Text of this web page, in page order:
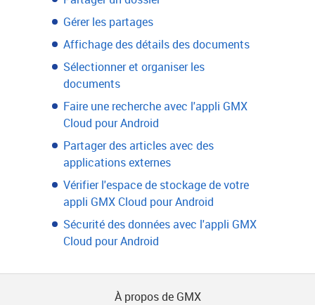
Gérer les partages
Affichage des détails des documents
Sélectionner et organiser les
documents
Faire une recherche avec l'appli GMX
Cloud pour Android
Partager des articles avec des
applications externes
Vérifier l'espace de stockage de votre
appli GMX Cloud pour Android
Sécurité des données avec l'appli GMX
Cloud pour Android
À propos de GMX